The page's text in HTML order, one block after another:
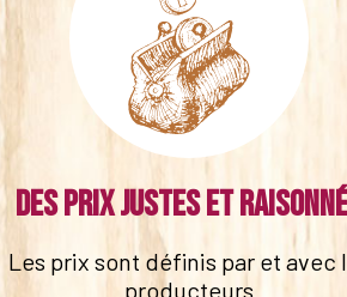
Des prix justes et
Les prix sont définis par et avec
producteurs